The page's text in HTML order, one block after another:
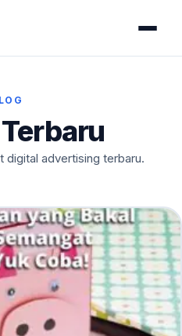
digital advertising terbaru.